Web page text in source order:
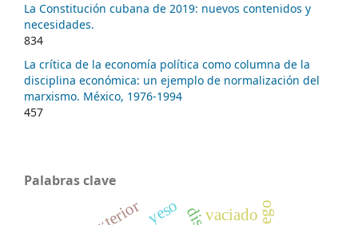
La Constitución cubana de 2019: nuevos contenidos y
necesidades.
834
La crítica de la economía política como columna de la
disciplina económica: un ejemplo de normalización del
marxismo. México, 1976-1994
457
Palabras clave
vaciado
yeso